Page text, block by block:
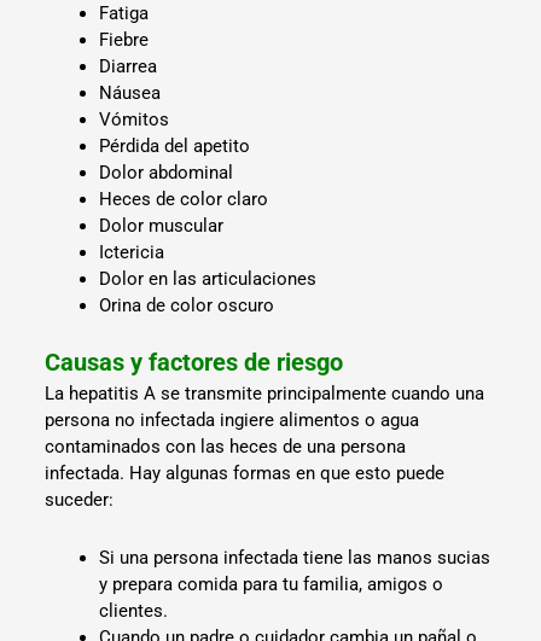
Fatiga
Fiebre
Diarrea
Náusea
Vómitos
Pérdida del apetito
Dolor abdominal
Heces de color claro
Dolor muscular
Ictericia
Dolor en las articulaciones
Orina de color oscuro
Causas y factores de riesgo
La hepatitis A se transmite principalmente cuando una
persona no infectada ingiere alimentos o agua
contaminados con las heces de una persona
infectada. Hay algunas formas en que esto puede
suceder:
Si una persona infectada tiene las manos sucias
y prepara comida para tu familia, amigos o
clientes.